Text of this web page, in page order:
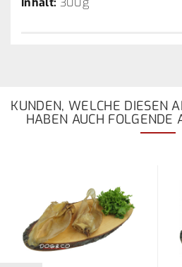
KUNDEN, WELCHE DIESEN
HABEN AUCH FOLGENDE